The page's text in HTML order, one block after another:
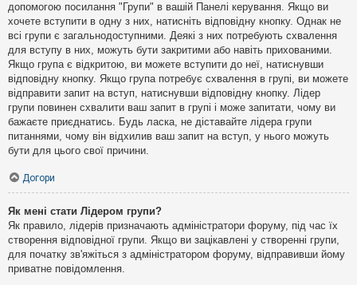
допомогою посилання "Групи" в вашій Панелі керування. Якщо ви
хочете вступити в одну з них, натисніть відповідну кнопку. Однак не
всі групи є загальнодоступними. Деякі з них потребують схвалення
для вступу в них, можуть бути закритими або навіть прихованими.
Якщо група є відкритою, ви можете вступити до неї, натиснувши
відповідну кнопку. Якщо група потребує схвалення в групі, ви можете
відправити запит на вступ, натиснувши відповідну кнопку. Лідер
групи повинен схвалити ваш запит в групі і може запитати, чому ви
бажаєте приєднатись. Будь ласка, не діставайте лідера групи
питаннями, чому він відхилив ваш запит на вступ, у нього можуть
бути для цього свої причини.
Догори
Як мені стати Лідером групи?
Як правило, лідерів призначають адміністратори форуму, під час їх
створення відповідної групи. Якщо ви зацікавлені у створенні групи,
для початку зв'яжіться з адміністратором форуму, відправивши йому
приватне повідомлення.